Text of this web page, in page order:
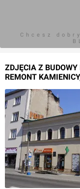
Chcesz
ZDJĘCIA Z
REMONT